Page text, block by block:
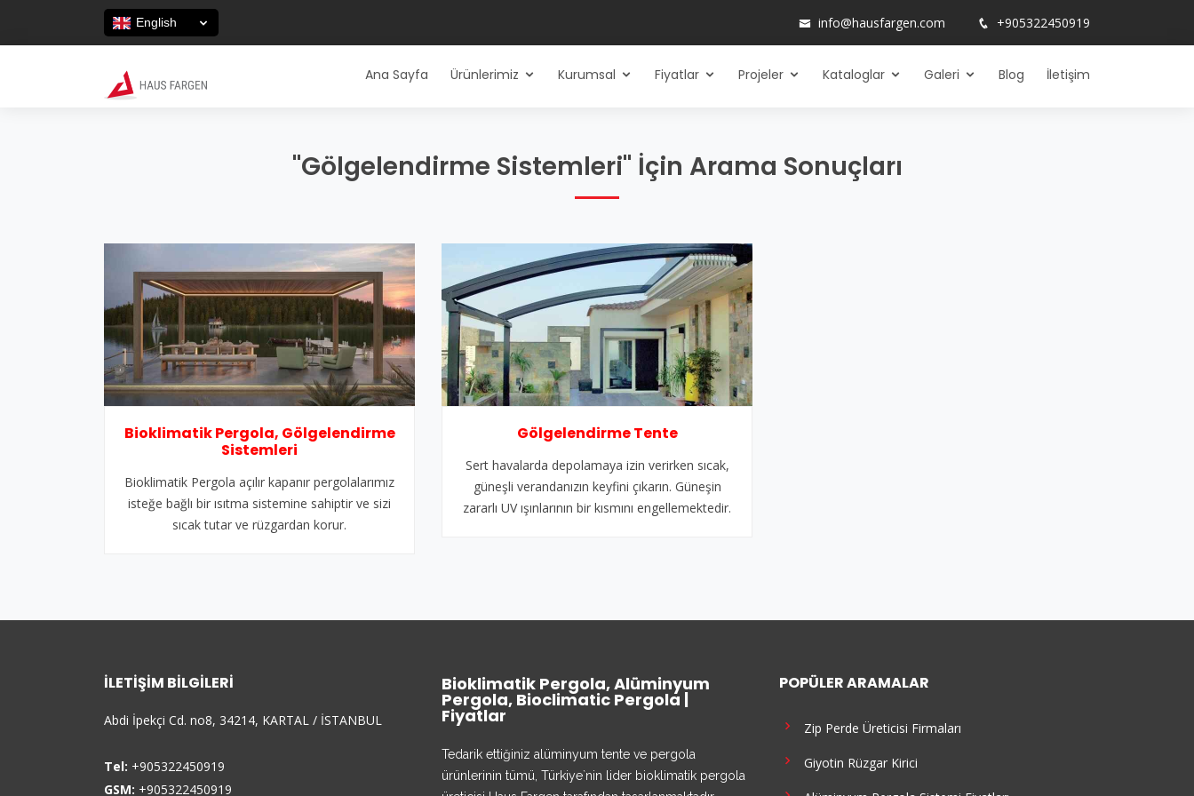
English info@hausfargen.com +905322450919
Ana Sayfa Ürünlerimiz Kurumsal Fiyatlar Projeler Kataloglar Galeri Blog İletişim
"Gölgelendirme Sistemleri" İçin Arama Sonuçları
Bioklimatik Pergola, Gölgelendirme
Sistemleri
Bioklimatik Pergola açılır kapanır pergolalarımız
isteğe bağlı bir ısıtma sistemine sahiptir ve sizi
sıcak tutar ve rüzgardan korur.
Gölgelendirme Tente
Sert havalarda depolamaya izin verirken sıcak,
güneşli verandanızın keyfini çıkarın. Güneşin
zararlı UV ışınlarının bir kısmını engellemektedir.
İLETIŞIM BILGILERI
Abdi İpekçi Cd. no8, 34214, KARTAL / İSTANBUL
Tel: +905322450919
GSM: +905322450919
Bioklimatik Pergola, Alüminyum
Pergola, Bioclimatic Pergola |
Fiyatlar
Tedarik ettiğiniz alüminyum tente ve pergola
ürünlerinin tümü, Türkiye`nin lider bioklimatik pergola
POPÜLER ARAMALAR
Zip Perde Üreticisi Firmaları
Giyotin Rüzgar Kirici